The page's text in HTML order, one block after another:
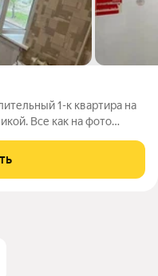
1-к квартира на
Все как на фото